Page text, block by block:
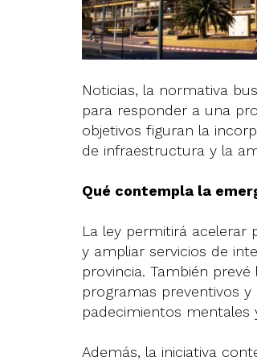
Noticias, la normativa
para responder a una
objetivos figuran la
de infraestructura y la
Qué contempla la
La ley permitirá acelerar
y ampliar servicios de
provincia. También
programas preventivos
padecimientos
Además, la iniciativa